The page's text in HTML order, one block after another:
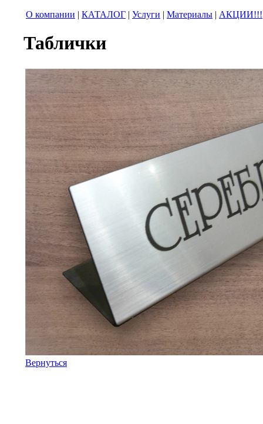
О компании | КАТАЛОГ | Услуги | Материалы | АКЦИИ!!!
Таблички
Вернуться